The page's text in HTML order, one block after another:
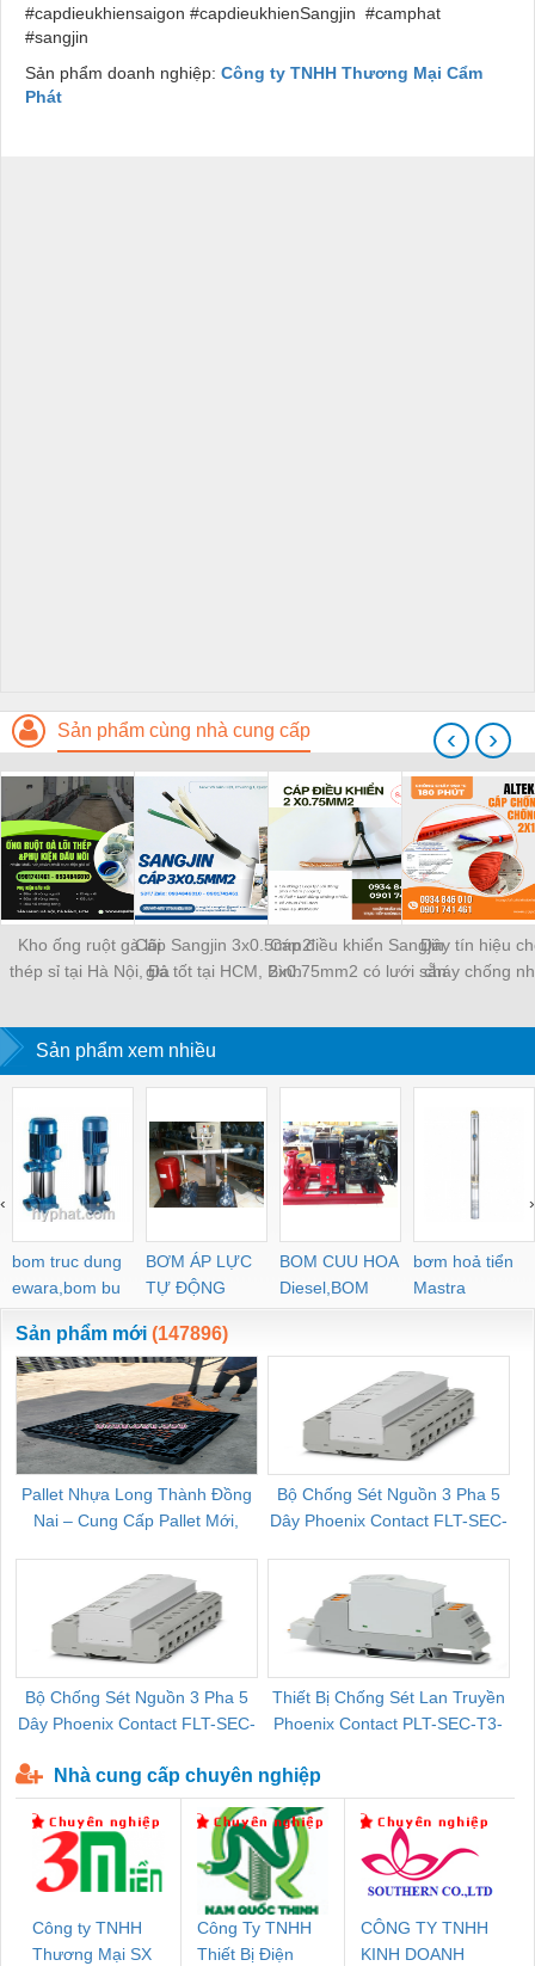
#capdieukhiensaigon #capdieukhienSangjin #camphat
#sangjin
Sản phẩm doanh nghiệp: Công ty TNHH Thương Mại Cẩm
Phát
Sản phẩm cùng nhà cung cấp
Kho ống ruột gà lõi
thép sỉ tại Hà Nội, Đà
Cáp Sangjin 3x0.5mm2
giá tốt tại HCM, Bình
Cáp điều khiển Sangjin
2x0.75mm2 có lưới sẵn
Đồng Nai
Dây tín hiệu
cháy chống
Đà Nẵng, Huế,
‹ ›
Sản phẩm xem nhiều
bom truc dung
ewara,bom bu
ewara
BƠM ÁP LỰC
TỰ ĐỘNG
BOM CUU HOA
Diesel,BOM
CHUA CHAY
bơm hoả tiển
Mastra
‹ ›
Sản phẩm mới (147896)
Pallet Nhựa Long Thành Đồng
Nai – Cung Cấp Pallet Mới,
Bộ Chống Sét Nguồn 3 Pha 5
Dây Phoenix Contact FLT-SEC-
Bộ Chống Sét Nguồn 3 Pha 5
Dây Phoenix Contact FLT-SEC-
Thiết Bị Chống Sét Lan Truyền
Phoenix Contact PLT-SEC-T3-
Nhà cung cấp chuyên nghiệp
Công ty TNHH
Thương Mại SX
Công Ty TNHH
Thiết Bị Điện
CÔNG TY TNHH
KINH DOANH